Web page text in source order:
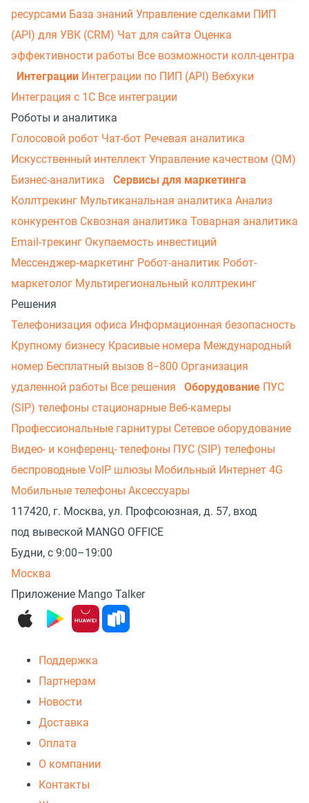
ресурсами База знаний Управление сделками ПИП
(API) для УВК (CRM) Чат для сайта Оценка
эффективности работы Все возможности колл-центра
Интеграции Интеграции по ПИП (API) Вебхуки
Интеграция с 1С Все интеграции
Роботы и аналитика
Голосовой робот Чат-бот Речевая аналитика
Искусственный интеллект Управление качеством (QM)
Бизнес-аналитика
Сервисы для маркетинга
Коллтрекинг Мультиканальная аналитика Анализ
конкурентов Сквозная аналитика Товарная аналитика
Email-трекинг Окупаемость инвестиций
Мессенджер‑маркетинг Робот-аналитик Робот-
маркетолог Мультирегиональный коллтрекинг
Решения
Телефонизация офиса Информационная безопасность
Крупному бизнесу Красивые номера Международный
номер Бесплатный вызов 8−800 Организация
удаленной работы Все решения Оборудование ПУС
(SIP) телефоны стационарные Веб-камеры
Профессиональные гарнитуры Сетевое оборудование
Видео- и конференц- телефоны ПУС (SIP) телефоны
беспроводные VoIP шлюзы Мобильный Интернет 4G
Мобильные телефоны Аксессуары
117420, г. Москва, ул. Профсоюзная, д. 57, вход
под вывеской MANGO OFFICE
Будни, с 9:00–19:00
Москва
Приложение Mango Talker
Поддержка
Партнерам
Новости
Доставка
Оплата
О компании
Контакты